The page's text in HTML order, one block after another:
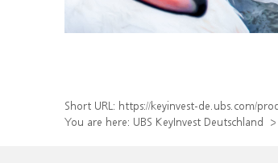
Short URL: https://keyinvest-de.ubs.com/
You are here: UBS KeyInvest Deutschland